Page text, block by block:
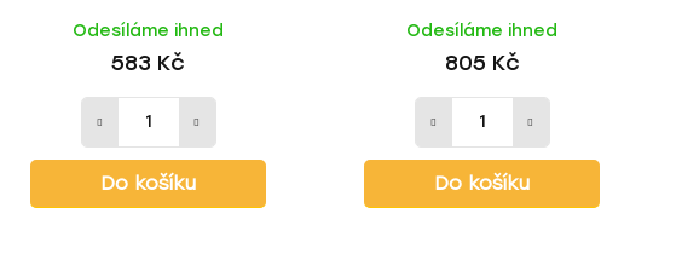
Odesíláme ihned
583 Kč
Do košíku
Odesíláme ihned
805 Kč
Do košíku